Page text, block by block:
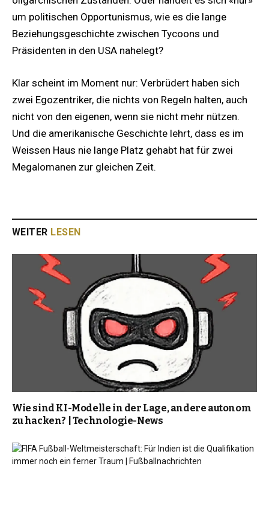
um politischen Opportunismus, wie es die lange
Beziehungsgeschichte zwischen Tycoons und
Präsidenten in den USA nahelegt?
Klar scheint im Moment nur: Verbrüdert haben sich
zwei Egozentriker, die nichts von Regeln halten, auch
nicht von den eigenen, wenn sie nicht mehr nützen.
Und die amerikanische Geschichte lehrt, dass es im
Weissen Haus nie lange Platz gehabt hat für zwei
Megalomanen zur gleichen Zeit.
WEITER LESEN
Wie sind KI-Modelle in der Lage, andere autonom
zu hacken? | Technologie-News